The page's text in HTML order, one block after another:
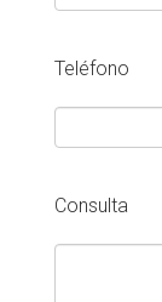
Teléfono
Consulta